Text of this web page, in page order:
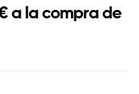
a la compra de